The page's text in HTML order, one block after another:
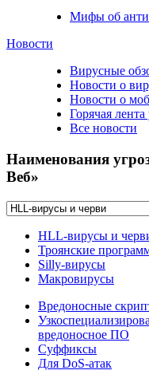
Мифы об
Новости
Вирусные
Новости о
Новости о
Горячая лента
Все новости
Наименования
Веб»
HLL-вирусы и
Троянские
Silly-вирусы
Макровирусы
Вредоносные
вредоносное ПО
Суффиксы
Для DoS-атак